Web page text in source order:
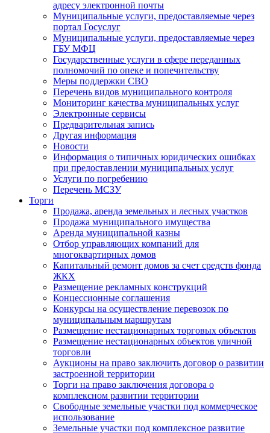
адресу электронной почты
Муниципальные услуги, предоставляемые через
портал Госуслуг
Муниципальные услуги, предоставляемые через
ГБУ МФЦ
Государственные услуги в сфере переданных
полномочий по опеке и попечительству
Меры поддержки СВО
Перечень видов муниципального контроля
Мониторинг качества муниципальных услуг
Электронные сервисы
Предварительная запись
Другая информация
Новости
Информация о типичных юридических ошибках
при предоставлении муниципальных услуг
Услуги по погребению
Перечень МСЗУ
Торги
Продажа, аренда земельных и лесных участков
Продажа муниципального имущества
Аренда муниципальной казны
Отбор управляющих компаний для
многоквартирных домов
Капитальный ремонт домов за счет средств фонда
ЖКХ
Размещение рекламных конструкций
Концессионные соглашения
Конкурсы на осуществление перевозок по
муниципальным маршрутам
Размещение нестационарных торговых объектов
Размещение нестационарных объектов уличной
торговли
Аукционы на право заключить договор о развитии
застроенной территории
Торги на право заключения договора о
комплексном развитии территории
Свободные земельные участки под коммерческое
использование
Земельные участки под комплексное развитие